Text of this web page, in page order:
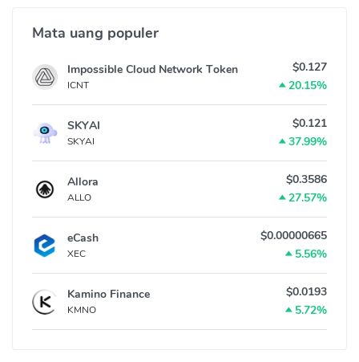
Mata uang populer
Impossible Cloud Network Token
ICNT
$0.127
20.15%
SKYAI
SKYAI
$0.121
37.99%
Allora
ALLO
$0.3586
27.57%
eCash
XEC
$0.00000665
5.56%
Kamino Finance
KMNO
$0.0193
5.72%